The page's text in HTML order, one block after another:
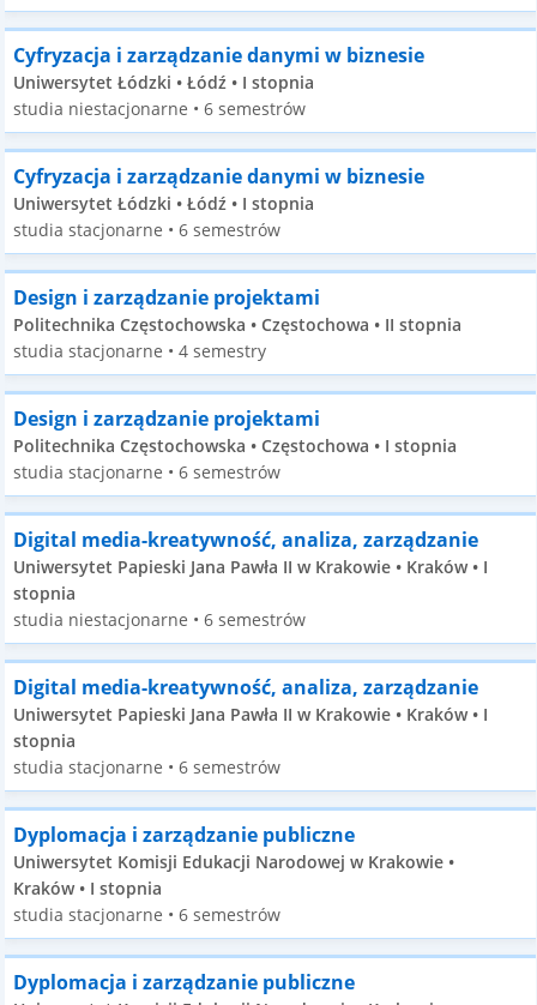
Cyfryzacja i zarządzanie danymi w biznesie
Uniwersytet Łódzki • Łódź • I stopnia
studia niestacjonarne • 6 semestrów
Cyfryzacja i zarządzanie danymi w biznesie
Uniwersytet Łódzki • Łódź • I stopnia
studia stacjonarne • 6 semestrów
Design i zarządzanie projektami
Politechnika Częstochowska • Częstochowa • II stopnia
studia stacjonarne • 4 semestry
Design i zarządzanie projektami
Politechnika Częstochowska • Częstochowa • I stopnia
studia stacjonarne • 6 semestrów
Digital media-kreatywność, analiza, zarządzanie
Uniwersytet Papieski Jana Pawła II w Krakowie • Kraków • I
stopnia
studia niestacjonarne • 6 semestrów
Digital media-kreatywność, analiza, zarządzanie
Uniwersytet Papieski Jana Pawła II w Krakowie • Kraków • I
stopnia
studia stacjonarne • 6 semestrów
Dyplomacja i zarządzanie publiczne
Uniwersytet Komisji Edukacji Narodowej w Krakowie •
Kraków • I stopnia
studia stacjonarne • 6 semestrów
Dyplomacja i zarządzanie publiczne